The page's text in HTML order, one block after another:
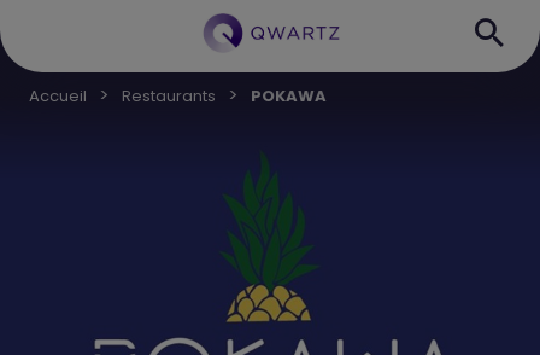
Accueil Restaurants POKAWA